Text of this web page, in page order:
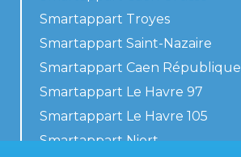
Smartappart Troyes
Smartappart Saint-Nazaire
Smartappart Caen République
Smartappart Le Havre 97
Smartappart Le Havre 105
Smartappart Niort